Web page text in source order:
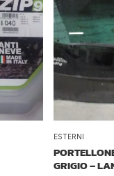
ESTERNI
GRIGIO –